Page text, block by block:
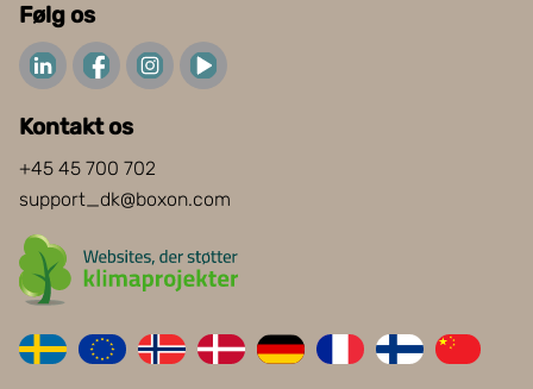
Følg os
Kontakt os
+45 45 700 702
support_dk@boxon.com